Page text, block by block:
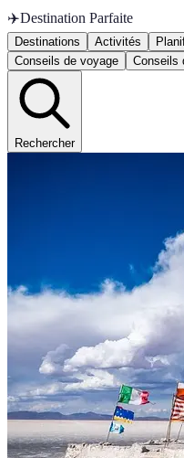
✈️Destination Parfaite
Destinations Activités
Conseils de voyage
Conseils
Rechercher